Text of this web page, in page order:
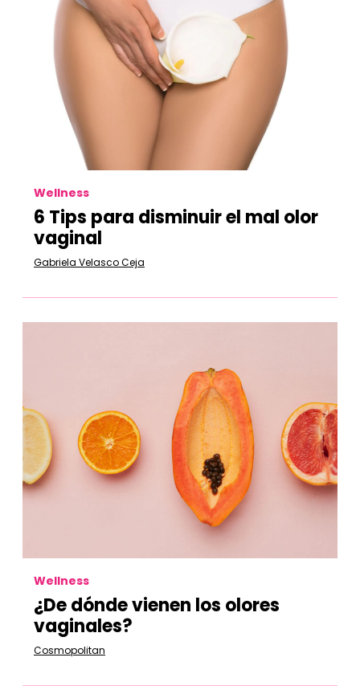
Wellness
6 Tips para disminuir el mal olor
vaginal
Gabriela Velasco Ceja
Wellness
¿De dónde vienen los olores
vaginales?
Cosmopolitan